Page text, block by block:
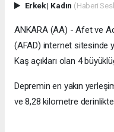
Erkek| Kadın (Haberi
ANKARA (AA) - Afet ve
(AFAD) internet sitesinde
Kaş açıkları olan 4
Depremin en yakın
ve 8,28 kilometre